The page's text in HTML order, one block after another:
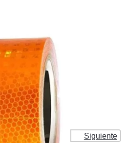
Siguiente